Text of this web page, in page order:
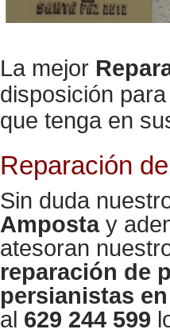
La mejor
disposición
que tenga en
Reparación
Sin duda
Ampostay
atesoran
reparación de
persianistas
al 629 244 599